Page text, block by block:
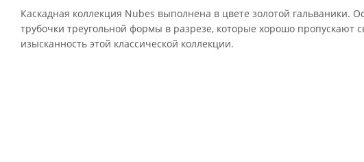
Каскадная коллекция Nubes выполнена в цвете золотой гальваники.
трубочки треугольной формы в разрезе, которые хорошо пропускают
изысканность этой классической коллекции.